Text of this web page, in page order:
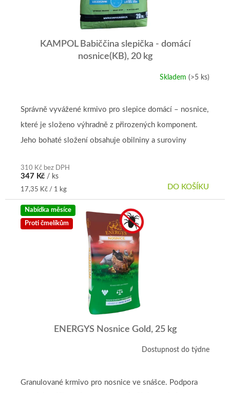
KAMPOL Babiččina slepička - domácí
nosnice(KB), 20 kg
je
z
5
Skladem(>5 ks)
310 Kč bez DPH
347 Kč / ks
Měrná
cena:
17,35 Kč / 1 kg DO KOŠÍKU
Správně vyvážené krmivo pro slepice domácí – nosnice,
které je složeno výhradně z přirozených komponent.
Jeho bohaté složení obsahuje obilniny a suroviny
Nabídka měsíce
Proti čmelíkům
ENERGYS Nosnice Gold, 25 kg
je
Dostupnost do týdne
Granulované krmivo pro nosnice ve snášce. Podpora